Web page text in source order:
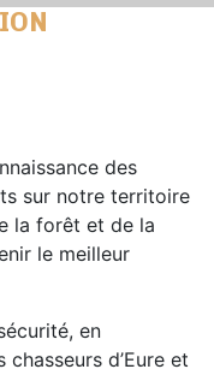
des
sur notre territoire
la forêt et de la
le meilleur
en
d’Eure et